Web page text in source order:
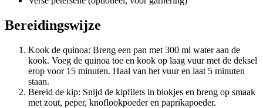
Bereidingswijze
Kook de quinoa: Breng een pan met 300 ml water aan de
kook. Voeg de quinoa toe en kook op laag vuur met de deksel
erop voor 15 minuten. Haal van het vuur en laat 5 minuten
staan.
Bereid de kip: Snijd de kipfilets in blokjes en breng op smaak
met zout, peper, knoflookpoeder en paprikapoeder.